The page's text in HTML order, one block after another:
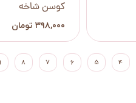
کوسن شاخه
۳۹۸,۰۰۰ تومان
۴ ۵ ۶ ۷ ۸